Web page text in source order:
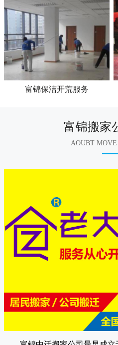
富锦保洁开荒服务
富锦搬家
AOUBT